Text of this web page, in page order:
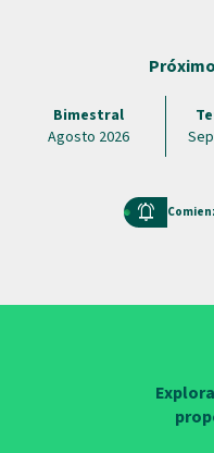
Bimestral
Agosto 2026
notifications_active